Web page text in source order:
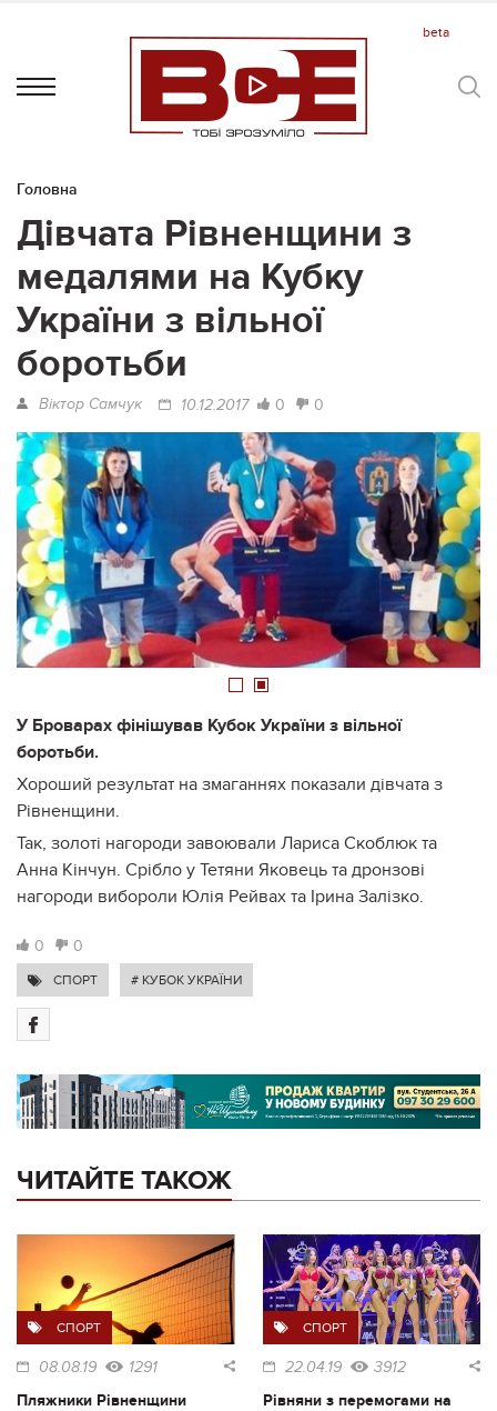
Головна
Дівчата Рівненщини з
медалями на Кубку
України з вільної
боротьби
Віктор Самчук 10.12.2017 0 0
1 2
У Броварах фінішував Кубок України з вільної
боротьби.
Хороший результат на змаганнях показали дівчата з
Рівненщини.
Так, золоті нагороди завоювали Лариса Скоблюк та
Анна Кінчун. Срібло у Тетяни Яковець та дронзові
нагороди вибороли Юлія Рейвах та Ірина Залізко.
0 0
СПОРТ # КУБОК УКРАЇНИ
ЧИТАЙТЕ ТАКОЖ
СПОРТ
08.08.19 1291
Пляжники Рівненщини
СПОРТ
22.04.19 3912
Рівняни з перемогами на